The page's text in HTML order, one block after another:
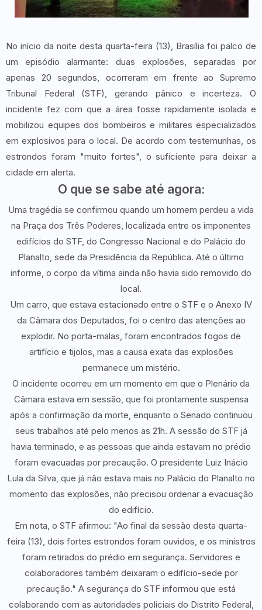
No início da noite desta quarta-feira (13), Brasília foi palco de
um episódio alarmante: duas explosões, separadas por
apenas 20 segundos, ocorreram em frente ao Supremo
Tribunal Federal (STF), gerando pânico e incerteza. O
incidente fez com que a área fosse rapidamente isolada e
mobilizou equipes dos bombeiros e militares especializados
em explosivos para o local. De acordo com testemunhas, os
estrondos foram "muito fortes", o suficiente para deixar a
cidade em alerta.
O que se sabe até agora:
Uma tragédia se confirmou quando um homem perdeu a vida
na Praça dos Três Poderes, localizada entre os imponentes
edifícios do STF, do Congresso Nacional e do Palácio do
Planalto, sede da Presidência da República. Até o último
informe, o corpo da vítima ainda não havia sido removido do
local.
Um carro, que estava estacionado entre o STF e o Anexo IV
da Câmara dos Deputados, foi o centro das atenções ao
explodir. No porta-malas, foram encontrados fogos de
artifício e tijolos, mas a causa exata das explosões
permanece um mistério.
O incidente ocorreu em um momento em que o Plenário da
Câmara estava em sessão, que foi prontamente suspensa
após a confirmação da morte, enquanto o Senado continuou
seus trabalhos até pelo menos as 21h. A sessão do STF já
havia terminado, e as pessoas que ainda estavam no prédio
foram evacuadas por precaução. O presidente Luiz Inácio
Lula da Silva, que já não estava mais no Palácio do Planalto no
momento das explosões, não precisou ordenar a evacuação
do edifício.
Em nota, o STF afirmou: "Ao final da sessão desta quarta-
feira (13), dois fortes estrondos foram ouvidos, e os ministros
foram retirados do prédio em segurança. Servidores e
colaboradores também deixaram o edifício-sede por
precaução." A segurança do STF informou que está
colaborando com as autoridades policiais do Distrito Federal,